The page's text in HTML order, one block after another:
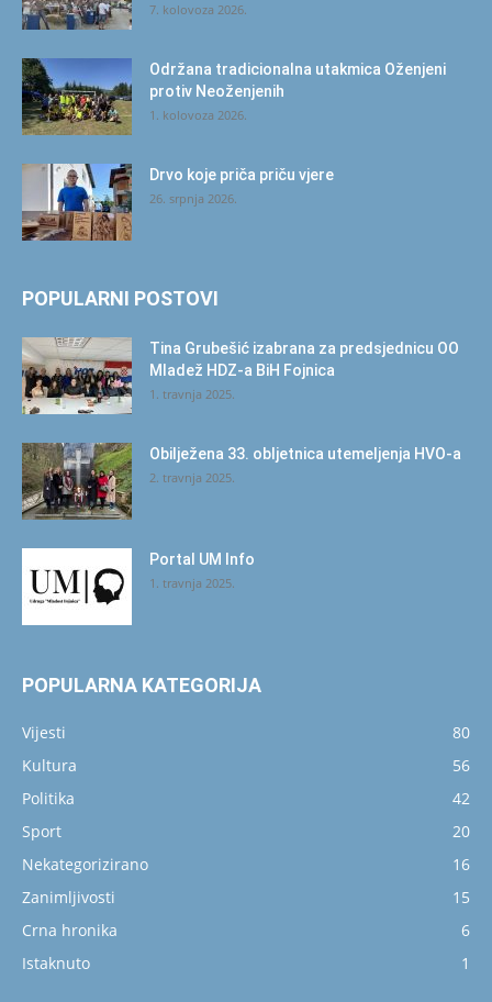
7. kolovoza 2026.
Održana tradicionalna utakmica Oženjeni
protiv Neoženjenih
1. kolovoza 2026.
Drvo koje priča priču vjere
26. srpnja 2026.
POPULARNI POSTOVI
Tina Grubešić izabrana za predsjednicu OO
Mladež HDZ-a BiH Fojnica
1. travnja 2025.
Obilježena 33. obljetnica utemeljenja HVO-a
2. travnja 2025.
Portal UM Info
1. travnja 2025.
POPULARNA KATEGORIJA
Vijesti
80
Kultura
56
Politika
42
Sport
20
Nekategorizirano
16
Zanimljivosti
15
Crna hronika
6
Istaknuto
1